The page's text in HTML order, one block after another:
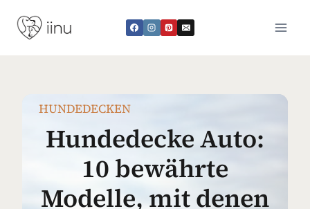
Inhalt
springen
HUNDEDECKEN
Hundedecke Auto:
10 bewährte
Modelle, mit denen